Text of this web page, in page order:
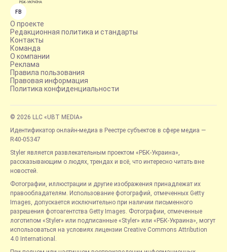
FB
О проекте
Редакционная политика и стандарты
Контакты
Команда
О компании
Реклама
Правила пользования
Правовая информация
Политика конфиденциальности
© 2026 LLC «UBT MEDIA»
Идентификатор онлайн-медиа в Реестре субъектов в сфере медиа —
R40-05347
Styler является развлекательным проектом «РБК-Украина»,
рассказывающим о людях, трендах и всё, что интересно читать вне
новостей.
Фотографии, иллюстрации и другие изображения принадлежат их
правообладателям. Использование фотографий, отмеченных Getty
Images, допускается исключительно при наличии письменного
разрешения фотоагентства Getty Images. Фотографии, отмеченные
логотипом «Styler» или подписанные «Styler» или «РБК-Украина», могут
использоваться на условиях лицензии Creative Commons Attribution
4.0 International.